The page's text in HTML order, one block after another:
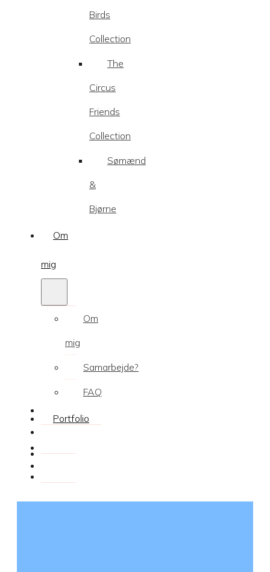
Birds
Collection
The
Circus
Friends
Collection
Sømænd
&
Bjørne
Om
mig
Om
mig
Samarbejde?
FAQ
Portfolio